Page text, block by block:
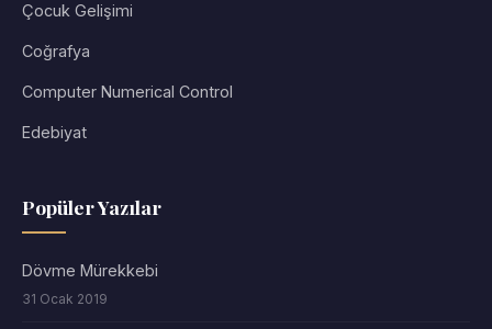
Çocuk Gelişimi
Coğrafya
Computer Numerical Control
Edebiyat
Popüler Yazılar
Dövme Mürekkebi
31 Ocak 2019